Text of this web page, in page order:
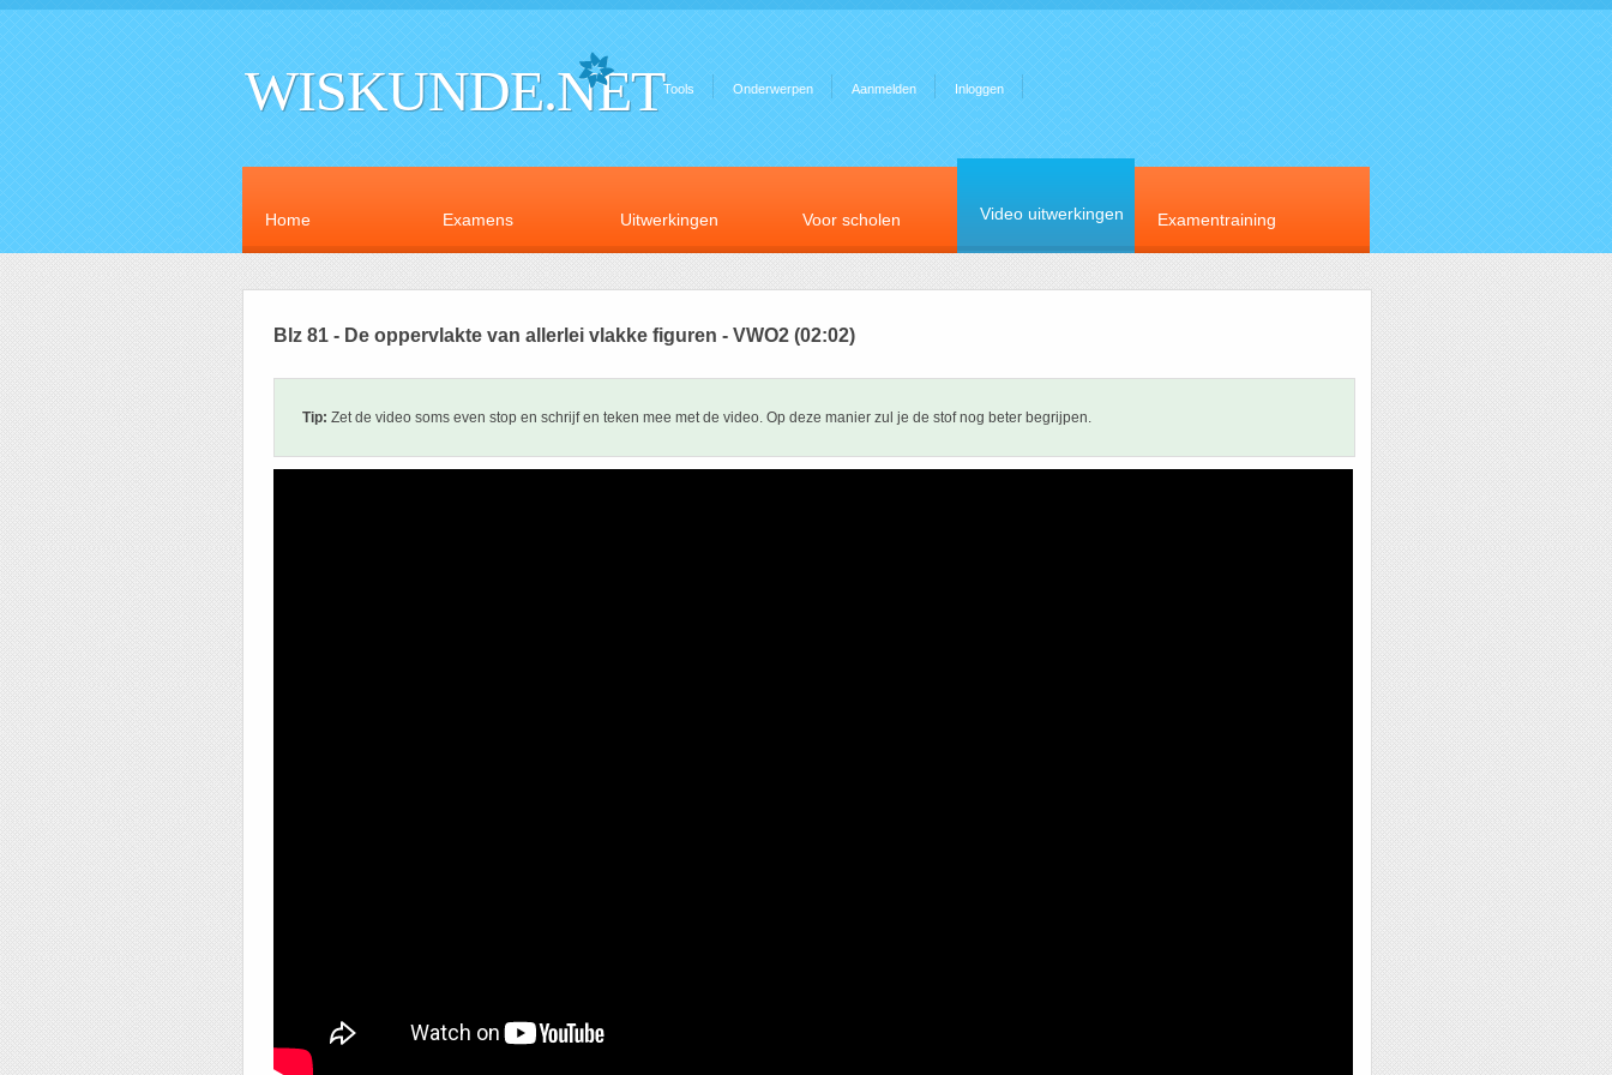
WISKUNDE.NETTools Onderwerpen Aanmelden Inloggen
Home Examens Uitwerkingen Voor scholen Video uitwerkingen Examentraining
Blz 81 - De oppervlakte van allerlei vlakke figuren - VWO2 (02:02)
Tip: Zet de video soms even stop en schrijf en teken mee met de video. Op deze manier zul je de stof nog beter begrijpen.